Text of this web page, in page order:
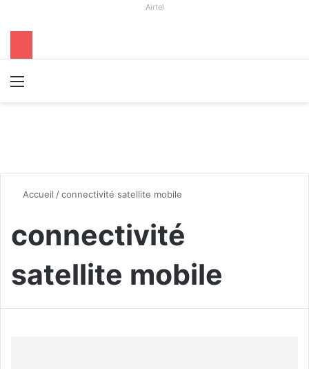
Airtel
Accueil /connectivité satellite mobile
connectivité
satellite mobile